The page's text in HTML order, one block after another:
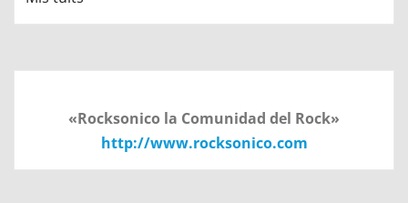
«Rocksonico la Comunidad del Rock»
http://www.rocksonico.com